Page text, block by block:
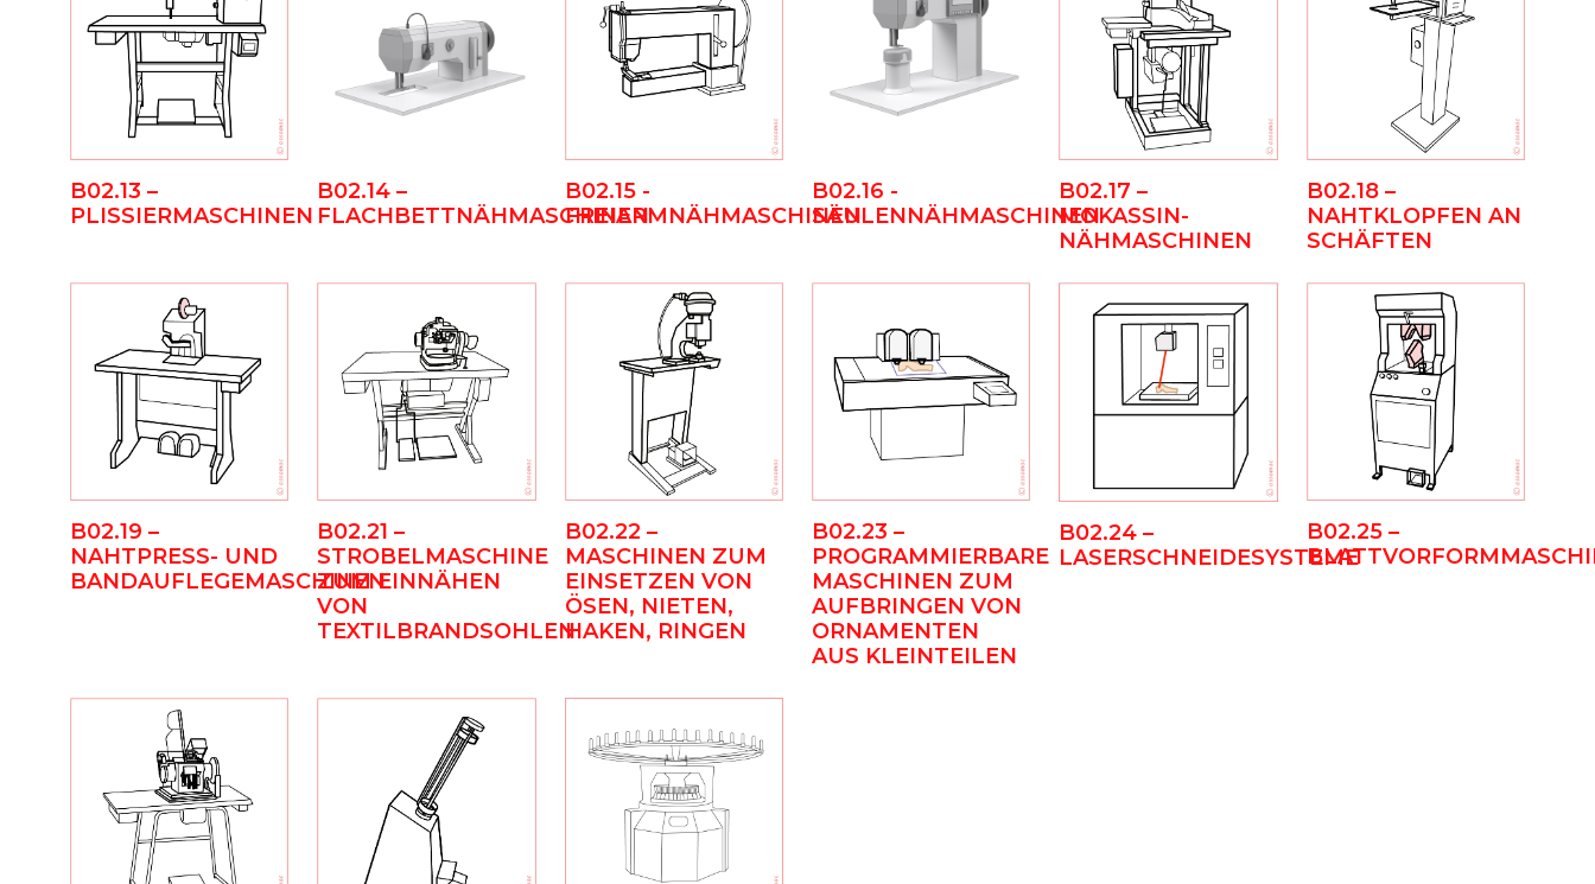
B02.13 –
PLISSIERMASCHINEN
B02.14 –
FLACHBETTNÄHMASCHINEN
B02.15 -
FREIARMNÄHMASCHINEN
B02.16 -
SÄULENNÄHMASCHINEN
B02.17 –
MOKASSIN-
NÄHMASCHINEN
B02.18 –
NAHTKLOPFEN AN
SCHÄFTEN
B02.19 –
NAHTPRESS- UND
BANDAUFLEGEMASCHINEN
B02.21 –
STROBELMASCHINE
ZUM EINNÄHEN
VON
TEXTILBRANDSOHLEN
B02.22 –
MASCHINEN ZUM
EINSETZEN VON
ÖSEN, NIETEN,
HAKEN, RINGEN
B02.23 –
PROGRAMMIERBARE
MASCHINEN ZUM
AUFBRINGEN VON
ORNAMENTEN
AUS KLEINTEILEN
B02.24 –
LASERSCHNEIDESYSTEME
B02.25 –